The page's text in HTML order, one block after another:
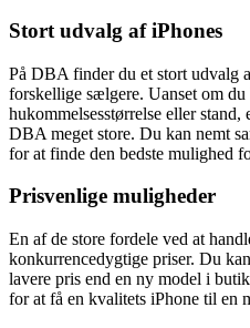
Stort udvalg af iPhones
På DBA finder du et stort udvalg
forskellige sælgere. Uanset om
hukommelsesstørrelse eller
DBA meget store. Du kan nemt
for at finde den bedste mulighed
Prisvenlige muligheder
En af de store fordele ved at
konkurrencedygtige priser. Du
lavere pris end en ny model i
for at få en kvalitets iPhone til en